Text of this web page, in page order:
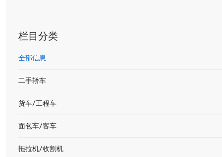
栏目分类
全部信息
二手轿车
货车/工程车
面包车/客车
拖拉机/收割机